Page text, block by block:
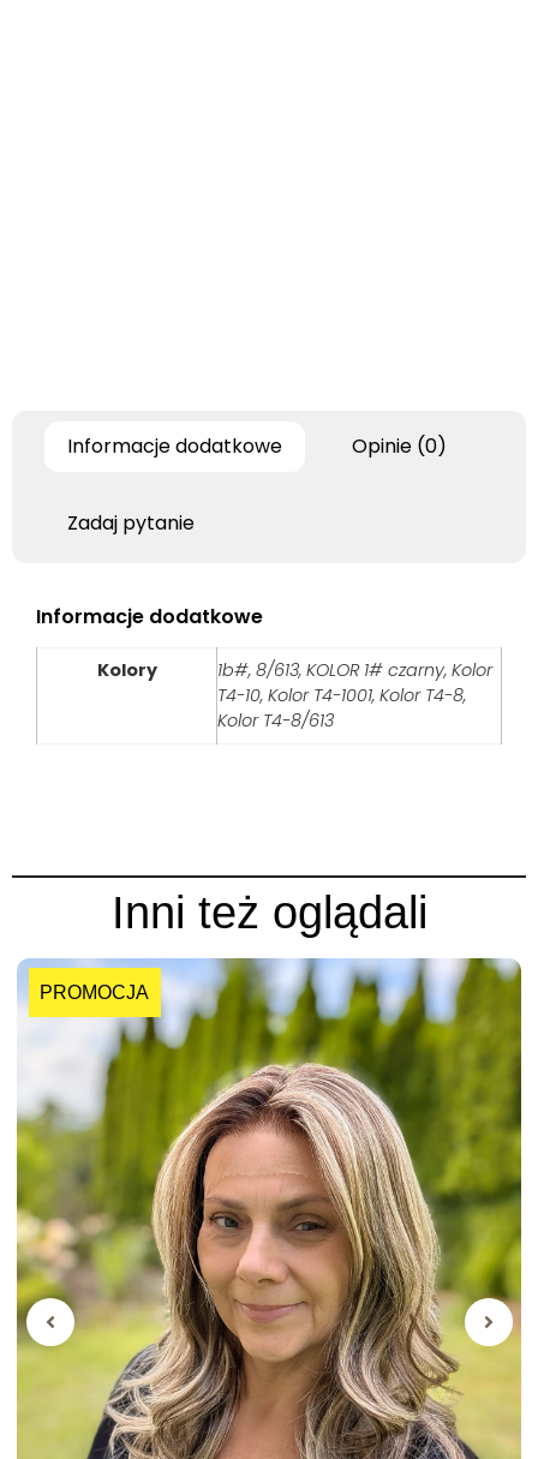
Informacje dodatkowe Opinie (0)
Zadaj pytanie
Informacje dodatkowe
Kolory
1b#, 8/613, KOLOR 1# czarny, Kolor
T4-10, Kolor T4-1001, Kolor T4-8,
Kolor T4-8/613
Inni też oglądali
PROMOCJA